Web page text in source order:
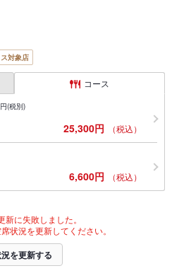
対象店
コース
(税別)
25,300円 （税込）
6,600円 （税込）
新に失敗しました。
状況を更新してください。
を更新する